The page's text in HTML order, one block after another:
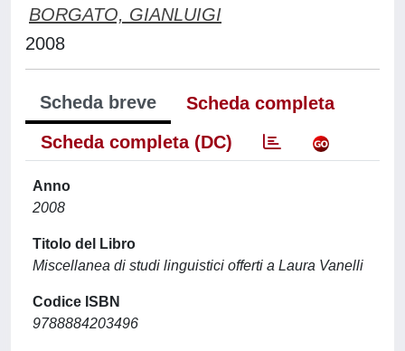
BORGATO, GIANLUIGI
2008
Scheda breve
Scheda completa
Scheda completa (DC)
Anno
2008
Titolo del Libro
Miscellanea di studi linguistici offerti a Laura Vanelli
Codice ISBN
9788884203496